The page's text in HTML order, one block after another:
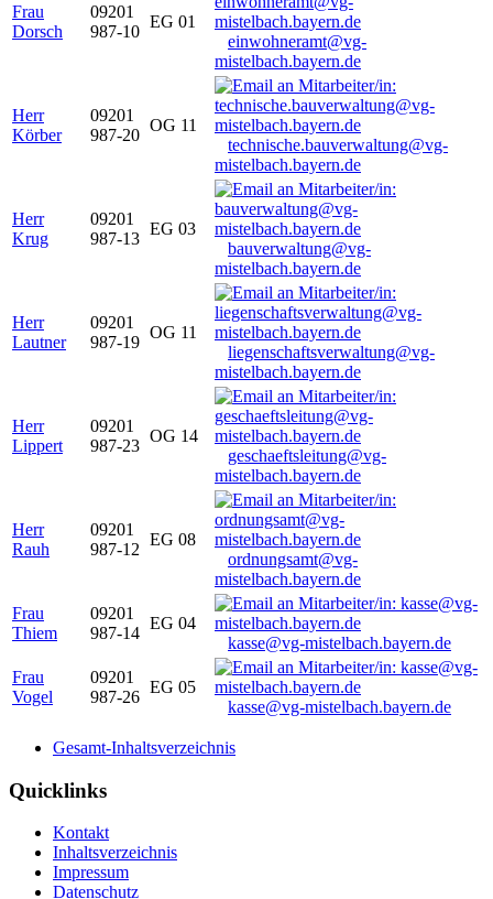
Frau
Dorsch
09201
987-10
EG 01
einwohneramt@vg-
mistelbach.bayern.de
Herr
Körber
09201
987-20
OG 11
technische.bauverwaltung@vg-
mistelbach.bayern.de
Herr
Krug
09201
987-13
EG 03
bauverwaltung@vg-
mistelbach.bayern.de
Herr
Lautner
09201
987-19
OG 11
liegenschaftsverwaltung@vg-
mistelbach.bayern.de
Herr
Lippert
09201
987-23
OG 14
geschaeftsleitung@vg-
mistelbach.bayern.de
Herr
Rauh
09201
987-12
EG 08
ordnungsamt@vg-
mistelbach.bayern.de
Frau
Thiem
09201
987-14
EG 04
kasse@vg-mistelbach.bayern.de
Frau
Vogel
09201
987-26
EG 05
kasse@vg-mistelbach.bayern.de
Gesamt-Inhaltsverzeichnis
Quicklinks
Kontakt
Inhaltsverzeichnis
Impressum
Datenschutz